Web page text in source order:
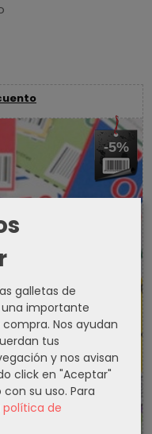
-5%
galletas de
importante
Nos ayudan
tus
y nos avisan
click en "Aceptar"
su uso. Para
política de